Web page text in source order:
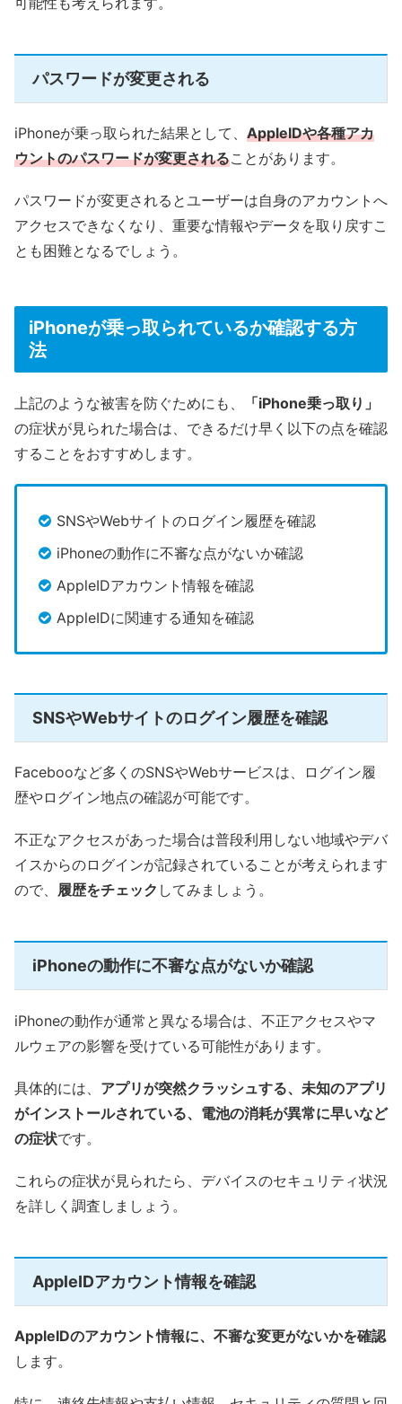
パスワードが変更される
iPhoneが乗っ取られた結果として、 AppleIDや各種アカ
ウントのパスワードが変更されることがあります。
パスワードが変更されるとユーザーは自身のアカウントへ
アクセスできなくなり、重要な情報やデータを取り戻すこ
とも困難となるでしょう。
iPhoneが乗っ取られているか確認する方
法
上記のような被害を防ぐためにも、
「iPhone乗っ取り」
の症状が見られた場合は、できるだけ早く以下の点を確認
することをおすすめします。
SNSやWebサイトのログイン履歴を確認
iPhoneの動作に不審な点がないか確認
AppleIDアカウント情報を確認
AppleIDに関連する通知を確認
SNSやWebサイトのログイン履歴を確認
Facebooなど多くのSNSやWebサービスは、ログイン履
歴やログイン地点の確認が可能です。
不正なアクセスがあった場合は普段利用しない地域やデバ
イスからのログインが記録されていることが考えられます
ので、 履歴をチェック してみましょう。
iPhoneの動作に不審な点がないか確認
iPhoneの動作が通常と異なる場合は、不正アクセスやマ
ルウェアの影響を受けている可能性があります。
具体的には、 アプリが突然クラッシュする、未知のアプリ
がインストールされている、電池の消耗が異常に早いなど
の症状です。
これらの症状が見られたら、デバイスのセキュリティ状況
を詳しく調査しましょう。
AppleIDアカウント情報を確認
AppleIDのアカウント情報に、不審な変更がないかを確認
します。